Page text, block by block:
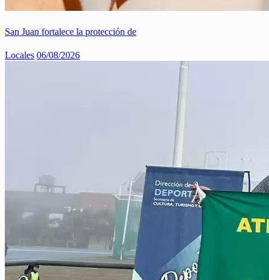
San Juan fortalece la protección de
Locales 06/08/2026